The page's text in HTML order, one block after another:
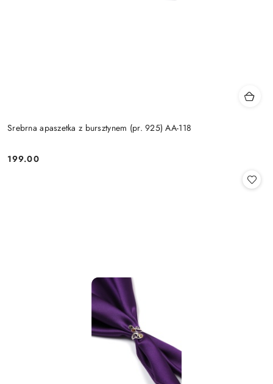
Srebrna apaszetka z bursztynem (pr. 925) AA-118
Cena:
199.00